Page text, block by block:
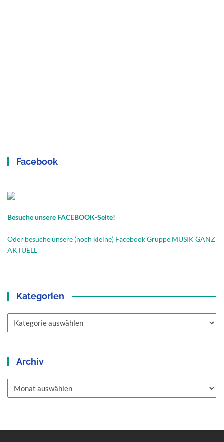
Facebook
Besuche unsere FACEBOOK-Seite!
Oder besuche unsere (noch kleine) Facebook Gruppe MUSIK GANZ
AKTUELL
Kategorien
Archiv